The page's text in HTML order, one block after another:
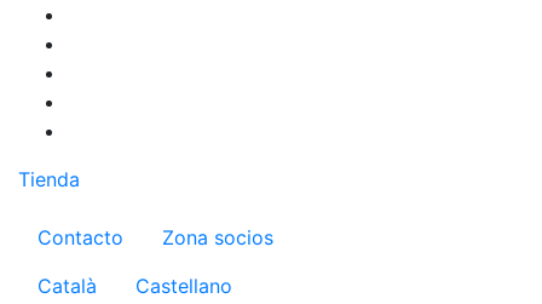
Pasar
contenido
principal
Tienda
Menú del compte d'usuari
Contacto
Zona socios
Català
Castellano